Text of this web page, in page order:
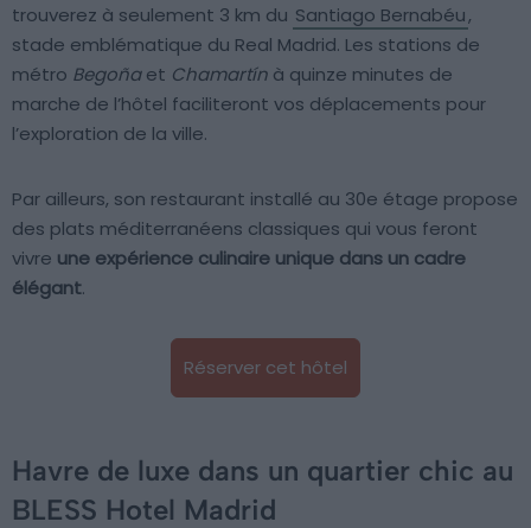
trouverez à seulement 3 km du Santiago Bernabéu,
stade emblématique du Real Madrid. Les stations de
métro Begoñaet Chamartín à quinze minutes de
marche de l’hôtel faciliteront vos déplacements pour
l’exploration de la ville.
Par ailleurs, son restaurant installé au 30e étage propose
des plats méditerranéens classiques qui vous feront
vivre une expérience culinaire unique dans un cadre
élégant.
Réserver cet hôtel
Havre de luxe dans un quartier chic au
BLESS Hotel Madrid